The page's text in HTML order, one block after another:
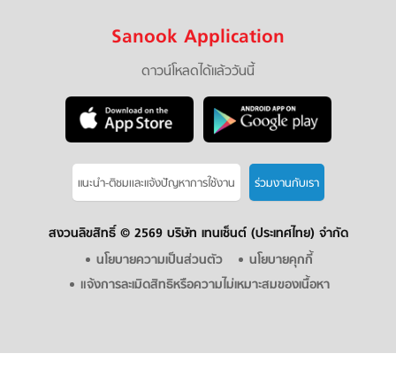
Sanook Application
ดาวน์โหลดได้แล้ววันนี้
แนะนำ-ติชมเเละแจ้งปัญหาการใช้งาน ร่วมงานกับเรา
สงวนลิขสิทธิ์ © 2569 บริษัท เทนเซ็นต์ (ประเทศไทย) จำกัด
นโยบายความเป็นส่วนตัว
นโยบายคุกกี้
แจ้งการละเมิดสิทธิหรือความไม่เหมาะสมของเนื้อหา